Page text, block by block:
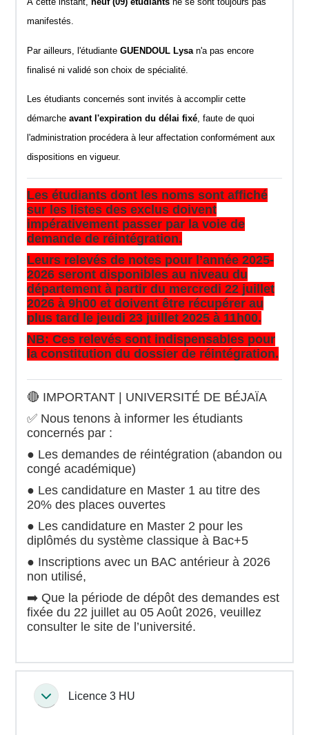
manifestés.
Par ailleurs, l'étudiante GUENDOUL Lysan'a pas encore
finalisé ni validé son choix de spécialité.
Les étudiants concernés sont invités à accomplir cette
démarche avant l'expiration du délai fixé, faute de quoi
l'administration procédera à leur affectation conformément aux
dispositions en vigueur.
Les étudiants dont les noms sont affiché
sur les listes des exclus doivent
impérativement passer par la voie de
demande de réintégration.
Leurs relevés de notes pour l’année 2025-
2026 seront disponibles au niveau du
département à partir du mercredi 22 juillet
2026 à 9h00 et doivent être récupérer au
plus tard le jeudi 23 juillet 2025 à 11h00.
NB: Ces relevés sont indispensables pour
la constitution du dossier de réintégration.
🔴 IMPORTANT | UNIVERSITÉ DE BÉJAÏA
✅️ Nous tenons à informer les étudiants
concernés par :
● Les demandes de réintégration (abandon ou
congé académique)
● Les candidature en Master 1 au titre des
20% des places ouvertes
● Les candidature en Master 2 pour les
diplômés du système classique à Bac+5
● Inscriptions avec un BAC antérieur à 2026
non utilisé,
➡️ Que la période de dépôt des demandes est
fixée du 22 juillet au 05 Août 2026, veuillez
consulter le site de l’université.
CollapseLicence 3 HU